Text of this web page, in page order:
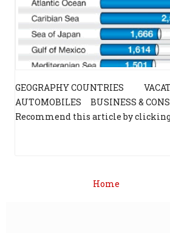
GEOGRAPHY COUNTRIES
AUTOMOBILES BUSINESS &
Recommend this article by clicking
Home